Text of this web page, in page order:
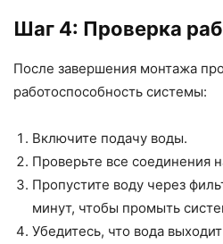
Шаг 4: Проверка
После завершения монтажа
работоспособность системы:
Включите подачу воды.
Проверьте все соединения
Пропустите воду через
минут, чтобы промыть
Убедитесь, что вода